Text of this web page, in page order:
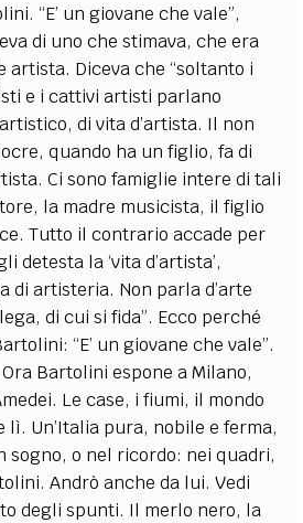
“E’ un giovane che vale”,
di uno che stimava, che era
artista. Diceva che “soltanto i
e i cattivi artisti parlano
di vita d’artista. Il non
quando ha un figlio, fa di
Ci sono famiglie intere di tali
la madre musicista, il figlio
Tutto il contrario accade per
detesta la ‘vita d’artista’,
di artisteria. Non parla d’arte
di cui si fida”. Ecco perché
“E’ un giovane che vale”.
Bartolini espone a Milano,
Le case, i fiumi, il mondo
lì. Un’Italia pura, nobile e ferma,
sogno, o nel ricordo: nei quadri,
Andrò anche da lui. Vedi
degli spunti. Il merlo nero, la